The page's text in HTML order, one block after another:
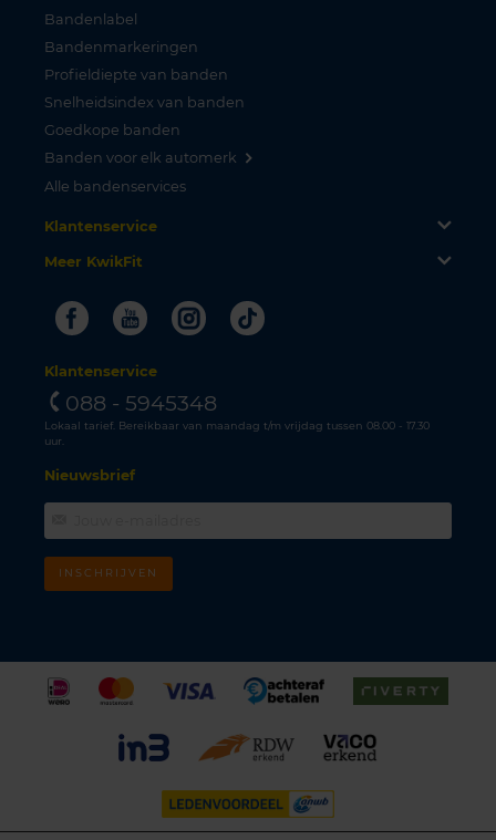
Bandenlabel
Bandenmarkeringen
Profieldiepte van banden
Snelheidsindex van banden
Goedkope banden
Banden voor elk automerk
Alle bandenservices
Klantenservice
Meer KwikFit
FacebookYoutubeInstagram
Tiktok
Klantenservice
088 - 5945348
Lokaal tarief. Bereikbaar van maandag t/m vrijdag tussen 08.00 - 17.30
uur.
Nieuwsbrief
INSCHRIJVEN